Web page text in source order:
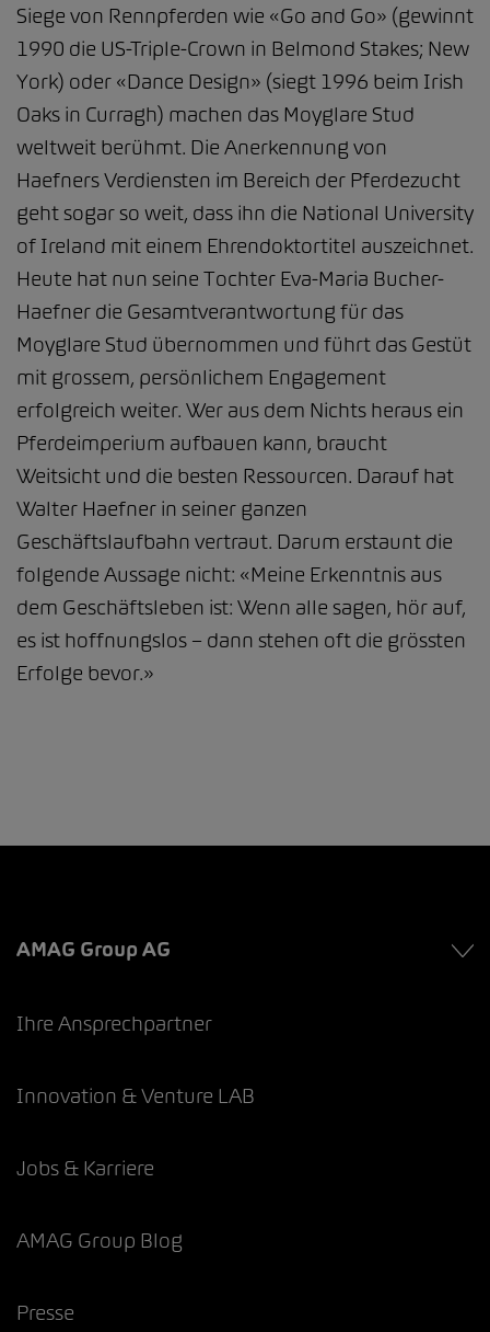
Siege von Rennpferden wie «Go and Go» (gewinnt
1990 die US-Triple-Crown in Belmond Stakes; New
York) oder «Dance Design» (siegt 1996 beim Irish
Oaks in Curragh) machen das Moyglare Stud
weltweit berühmt. Die Anerkennung von
Haefners Verdiensten im Bereich der Pferdezucht
geht sogar so weit, dass ihn die National University
of Ireland mit einem Ehrendoktortitel auszeichnet.
Heute hat nun seine Tochter Eva-Maria Bucher-
Haefner die Gesamtverantwortung für das
Moyglare Stud übernommen und führt das Gestüt
mit grossem, persönlichem Engagement
erfolgreich weiter. Wer aus dem Nichts heraus ein
Pferdeimperium aufbauen kann, braucht
Weitsicht und die besten Ressourcen. Darauf hat
Walter Haefner in seiner ganzen
Geschäftslaufbahn vertraut. Darum erstaunt die
folgende Aussage nicht: «Meine Erkenntnis aus
dem Geschäftsleben ist: Wenn alle sagen, hör auf,
es ist hoffnungslos – dann stehen oft die grössten
Erfolge bevor.»
AMAG Group AG
Ihre Ansprechpartner
Innovation & Venture LAB
Jobs & Karriere
AMAG Group Blog
Presse